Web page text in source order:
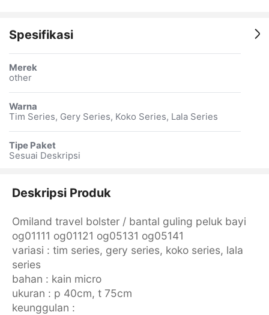
Spesifikasi
Merek
other
Warna
Tim Series, Gery Series, Koko Series, Lala Series
Tipe Paket
Sesuai Deskripsi
Deskripsi Produk
Omiland travel bolster / bantal guling peluk bayi
og01111 og01121 og05131 og05141
variasi : tim series, gery series, koko series, lala
series
bahan : kain micro
ukuran : p 40cm, t 75cm
keunggulan :